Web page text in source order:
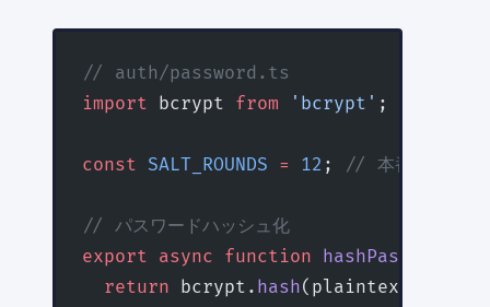
// auth/password.ts
import bcrypt from 'bcrypt' ;
const SALT_ROUNDS = 12 ; // 本番環境では
// パスワードハッシュ化
export async function hashPassword
  return
bcrypt. hash(plaintext,